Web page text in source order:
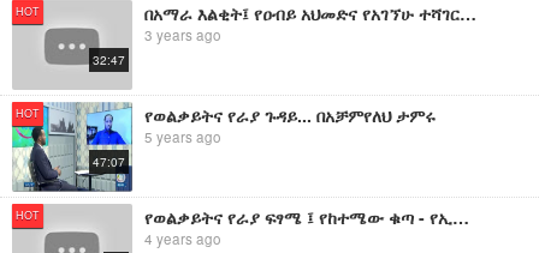
HOT
32:47
በአማራ እልቂት፤ የዐብይ አህመድና የአገኘሁ ተሻገር ጭካኔ
3 years ago
HOT
47:07
የወልቃይትና የራያ ጉዳይ... በአቻምየለህ ታምሩ
5 years ago
HOT የወልቃይትና የራያ ፍፃሜ ፤ የከተሜው ቁጣ - የኢትዮ 360 መረጃዎችና ትንታኔ
4 years ago